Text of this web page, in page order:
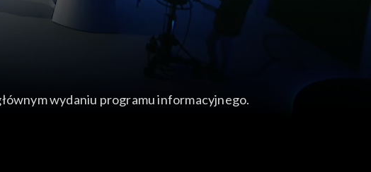
wydaniu programu informacyjnego.